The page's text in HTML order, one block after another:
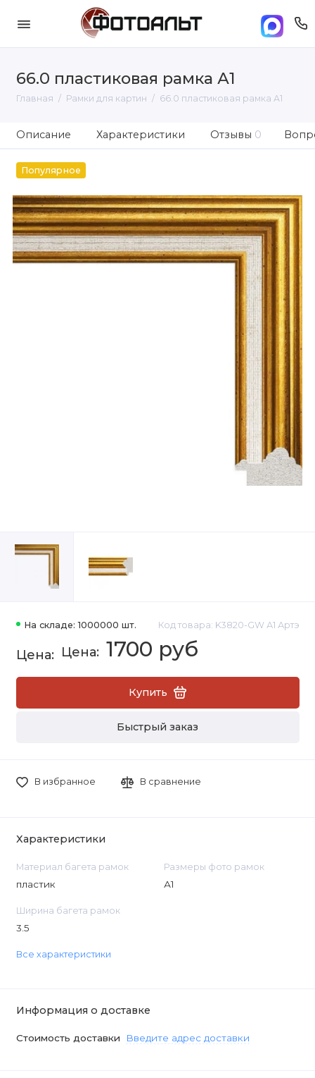
66.0 пластиковая рамка А1
Главная Рамки для картин 66.0 пластиковая рамка А1
Описание Характеристики Отзывы 0
Популярное
На складе: 1000000 шт. Код товара: K3820-GW А1 Артэ
1700 руб
Купить
Быстрый заказ
В избранное В сравнение
Характеристики
Материал багета рамок
пластик
Размеры фото рамок
А1
Ширина багета рамок
3.5
Все характеристики
Информация о доставке
Стоимость доставки Введите адрес доставки